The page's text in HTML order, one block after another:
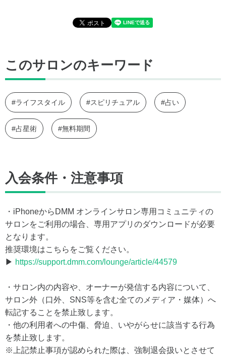
このサロンのキーワード
#ライフスタイル #スピリチュアル #占い
#占星術 #無料期間
入会条件・注意事項
・iPhoneからDMM オンラインサロン専用コミュニティの
サロンをご利用の場合、専用アプリのダウンロードが必要
となります。
推奨環境はこちらをご覧ください。
▶ https://support.dmm.com/lounge/article/44579
・サロン内の内容や、オーナーが発信する内容について、
サロン外（口外、SNS等を含む全てのメディア・媒体）へ
転記することを禁止致します。
・他の利用者への中傷、脅迫、いやがらせに該当する行為
を禁止致します。
※上記禁止事項が認められた際は、強制退会扱いとさせて